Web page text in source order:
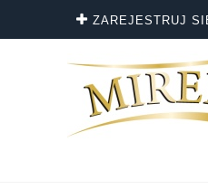
ZAREJESTRUJ